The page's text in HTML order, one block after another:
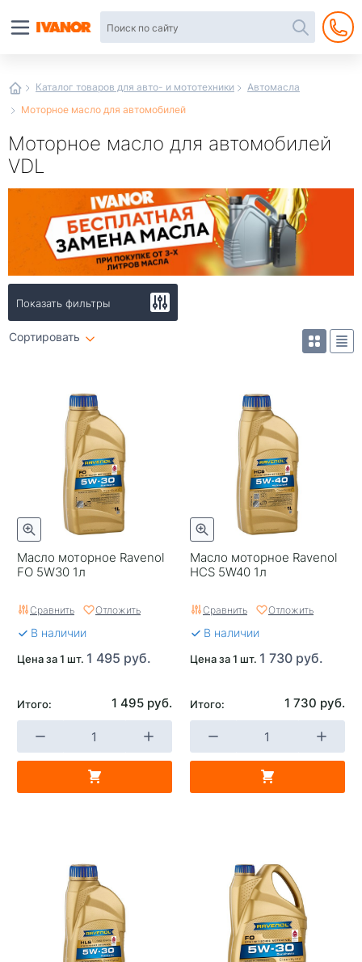
Каталог товаров для авто- и мототехники
Автомасла
Моторное масло для автомобилей
Моторное масло для автомобилей
VDL
Показать фильтры
Сортировать
Масло моторное Ravenol
FO 5W30 1л
Сравнить Отложить
В наличии
Цена за 1 шт. 1 495 руб.
Итого: 1 495 руб.
Масло моторное Ravenol
HCS 5W40 1л
Сравнить Отложить
В наличии
Цена за 1 шт. 1 730 руб.
Итого: 1 730 руб.
интернет-